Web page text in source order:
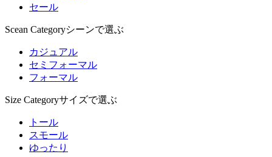
セール
Scean Categoryシーンで選ぶ
カジュアル
セミフォーマル
フォーマル
Size Categoryサイズで選ぶ
トール
スモール
ゆったり